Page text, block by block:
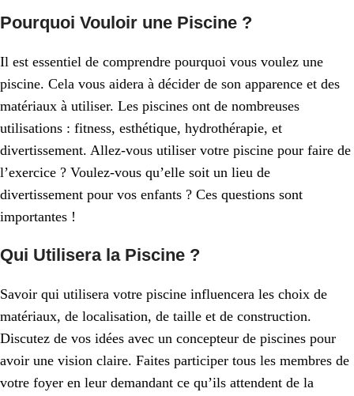
Pourquoi Vouloir une Piscine ?
Il est essentiel de comprendre pourquoi vous voulez une
piscine. Cela vous aidera à décider de son apparence et des
matériaux à utiliser. Les piscines ont de nombreuses
utilisations : fitness, esthétique, hydrothérapie, et
divertissement. Allez-vous utiliser votre piscine pour faire de
l’exercice ? Voulez-vous qu’elle soit un lieu de
divertissement pour vos enfants ? Ces questions sont
importantes !
Qui Utilisera la Piscine ?
Savoir qui utilisera votre piscine influencera les choix de
matériaux, de localisation, de taille et de construction.
Discutez de vos idées avec un concepteur de piscines pour
avoir une vision claire. Faites participer tous les membres de
votre foyer en leur demandant ce qu’ils attendent de la